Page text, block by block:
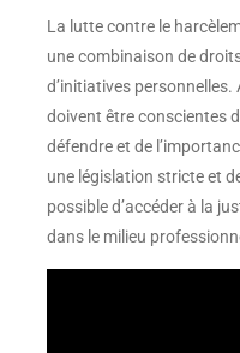
La lutte contre le
une combinaison de
d’initiatives personnelles.
doivent être conscientes
défendre et de
une législation stricte et
possible d’accéder à la
dans le milieu